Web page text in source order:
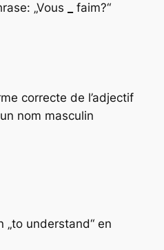
„Vous
faim?“
correcte de l’adjectif
nom masculin
„to understand“ en